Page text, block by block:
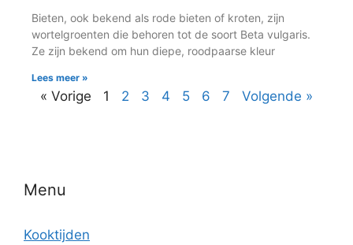
Bieten, ook bekend als rode bieten of kroten, zijn
wortelgroenten die behoren tot de soort Beta vulgaris.
Ze zijn bekend om hun diepe, roodpaarse kleur
Lees meer »
« Vorige 1 2 3 4 5 6 7 Volgende »
Menu
Kooktijden